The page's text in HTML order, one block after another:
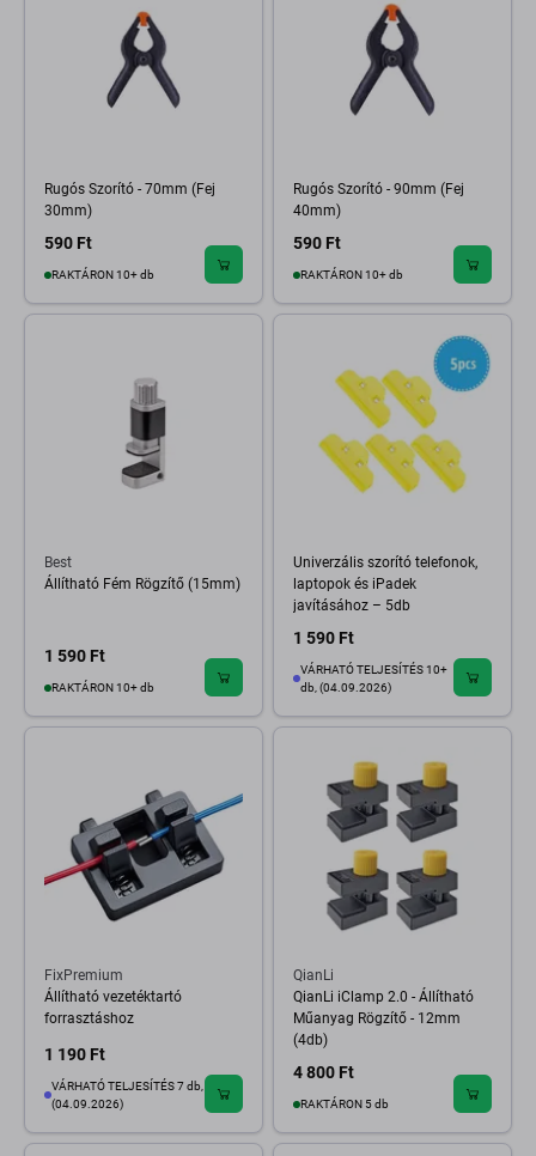
Rugós Szorító - 70mm (Fej
30mm)
590 Ft
RAKTÁRON 10+ db
Rugós Szorító - 90mm (Fej
40mm)
590 Ft
RAKTÁRON 10+ db
Best
Állítható Fém Rögzítő (15mm)
1 590 Ft
RAKTÁRON 10+ db
Univerzális szorító telefonok,
laptopok és iPadek
javításához – 5db
1 590 Ft
VÁRHATÓ TELJESÍTÉS 10+
db, (04.09.2026)
FixPremium
Állítható vezetéktartó
forrasztáshoz
1 190 Ft
VÁRHATÓ TELJESÍTÉS 7 db,
(04.09.2026)
QianLi
QianLi iClamp 2.0 - Állítható
Műanyag Rögzítő - 12mm
(4db)
4 800 Ft
RAKTÁRON 5 db